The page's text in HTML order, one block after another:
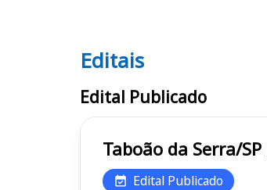
Editais
Editais
Edital Publicado
Edital Publicado